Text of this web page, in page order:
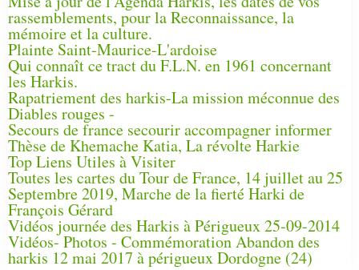
rassemblements, pour la Reconnaissance, la
mémoire et la culture.
Plainte Saint-Maurice-L'ardoise
Qui connaît ce tract du F.L.N. en 1961 concernant
les Harkis.
Rapatriement des harkis-La mission méconnue des
Diables rouges -
Secours de france secourir accompagner informer
Thèse de Khemache Katia, La révolte Harkie
Top Liens Utiles à Visiter
Toutes les cartes du Tour de France, 14 juillet au 25
Septembre 2019, Marche de la fierté Harki de
François Gérard
Vidéos journée des Harkis à Périgueux 25-09-2014
Vidéos- Photos - Commémoration Abandon des
harkis 12 mai 2017 à périgueux Dordogne (24)